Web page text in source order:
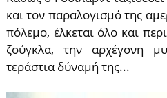
και τον παραλογισμό της
πόλεμο, έλκεται όλο και
ζούγκλα, την αρχέγονη
τεράστια δύναμή της...